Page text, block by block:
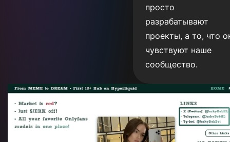
просто
разрабатывают
проекты, а то, что
чувствуют наше
сообщество.